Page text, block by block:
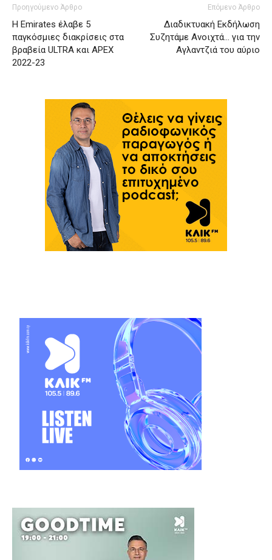
Προηγούμενο Άρθρο
Η Emirates έλαβε 5
παγκόσμιες διακρίσεις στα
βραβεία ULTRA και APEX
2022-23
Επόμενο Άρθρο
Διαδικτυακή Εκδήλωση
Συζητάμε Ανοιχτά… για την
Αγλαντζιά του αύριο